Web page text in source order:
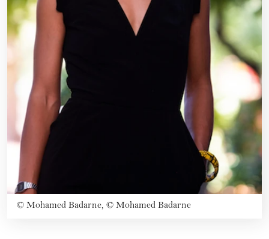
© Mohamed Badarne, © Mohamed Badarne